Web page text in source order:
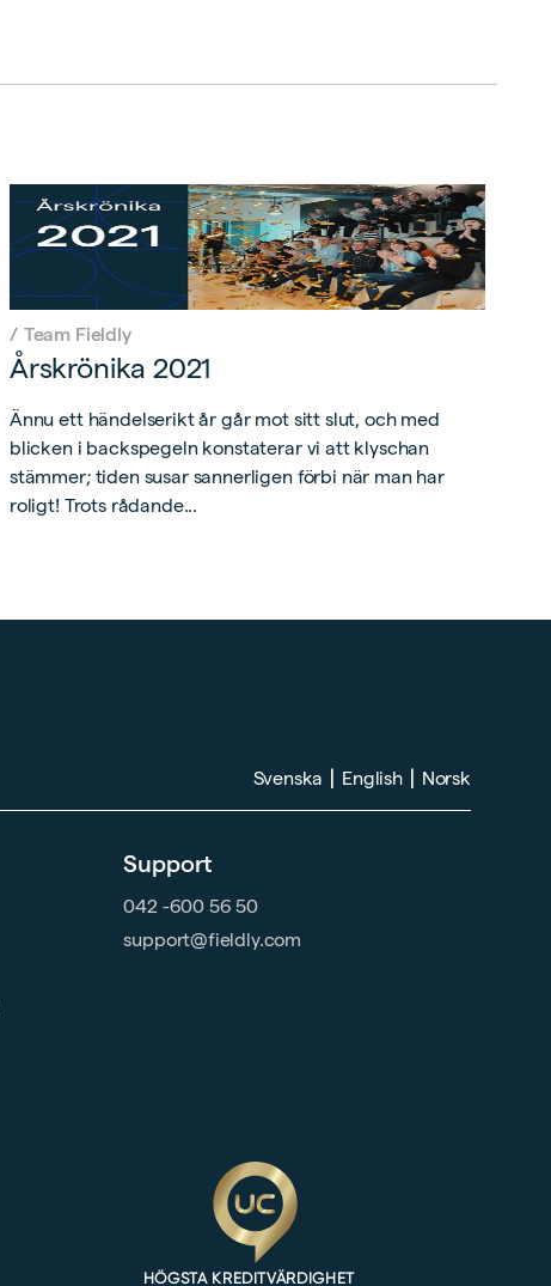
/ Team Fieldly
Årskrönika 2021
Ännu ett händelserikt år går mot sitt slut, och med
blicken i backspegeln konstaterar vi att klyschan
stämmer; tiden susar sannerligen förbi när man har
roligt! Trots rådande...
Svenska | English | Norsk
Support
042 -600 56 50
support@fieldly.com